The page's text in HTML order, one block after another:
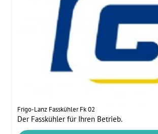
Frigo-Lanz Fasskühler Fk 02
Der Fasskühler für Ihren Betrieb.